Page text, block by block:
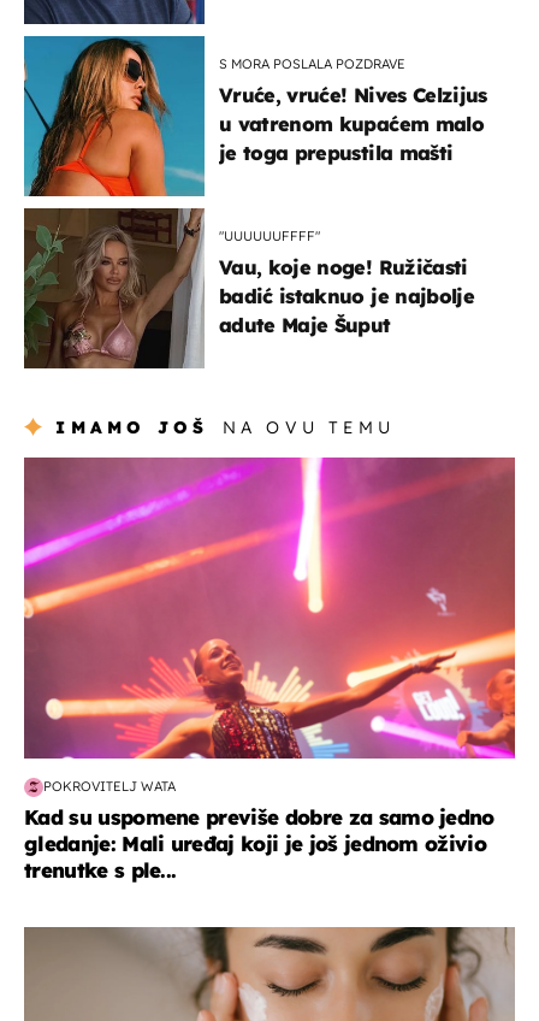
S MORA POSLALA POZDRAVE
Vruće, vruće! Nives Celzijus
u vatrenom kupaćem malo
je toga prepustila mašti
"UUUUUUFFFF"
Vau, koje noge! Ružičasti
badić istaknuo je najbolje
adute Maje Šuput
IMAMO JOŠ NA OVU TEMU
POKROVITELJ WATA
Kad su uspomene previše dobre za samo jedno
gledanje: Mali uređaj koji je još jednom oživio
trenutke s ple...
moda & ljepota